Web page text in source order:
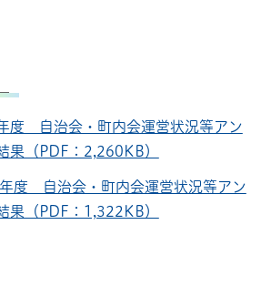
度 自治会・町内会運営状況等アン
果（PDF：2,260KB）
度 自治会・町内会運営状況等アン
果（PDF：1,322KB）